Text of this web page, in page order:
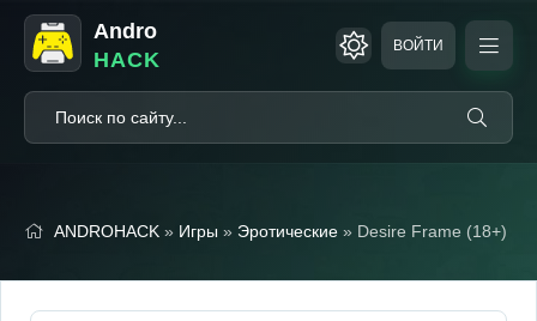
Andro
HACK
ВОЙТИ
ANDROHACK » Игры » Эротические » Desire Frame (18+)